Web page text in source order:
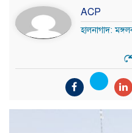
ACP
হালনাগাদ: